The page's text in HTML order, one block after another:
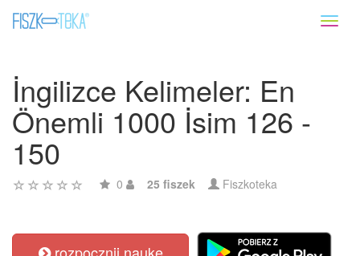
İngilizce Kelimeler: En
Önemli 1000 İsim 126 -
150
0 25 fiszek Fiszkoteka